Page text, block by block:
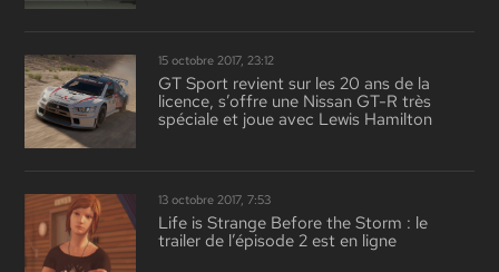
15 octobre 2017, 23:12
GT Sport revient sur les 20 ans de la
licence, s’offre une Nissan GT-R très
spéciale et joue avec Lewis Hamilton
13 octobre 2017, 7:53
Life is Strange Before the Storm : le
trailer de l’épisode 2 est en ligne